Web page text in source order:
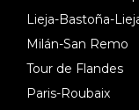
Lieja-Bastoña-
Milán-San Remo
Tour de Flandes
Paris-Roubaix